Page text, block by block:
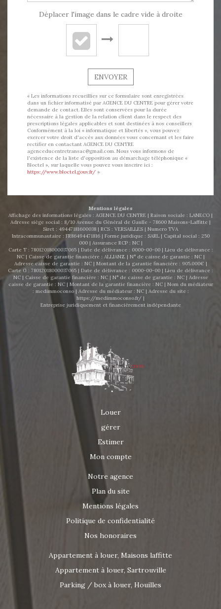
Déplacer l'image dans le cadre vide à droite
ENVOYER
« Les informations recueillies sur ce formulaire sont enregistrées
dans un fichier informatisé par AGENCE DU CENTRE pour gérer votre
demande de contact. Elles sont conservées pour la durée
nécessaire à la gestion de la relation client dans le respect des
prescriptions légales applicables et sont destinées à nos conseillers
Conformément à la loi « informatique et libertés », vous pouvez
exercer votre droit d'accès aux données vous concernant et les faire
rectifier en contactant AGENCE DU CENTRE
agenceducentretransac@gmail.com. Nous vous informons de
l'existence de la liste d'opposition au démarchage téléphonique «
Bloctel », sur laquelle vous pouvez vous inscrire ici :
https://www.bloctel.gouv.fr/ »
Mentions légales
Affichage des informations légales : AGENCE DU CENTRE | Raison sociale : LANECO |
Adresse siège social : 8/10 Avenue du Général de Gaulle - 78600 Maisons-Laffitte |
Siret : 49447181600038 | RCS : VERSAILLES | Numero TVA
Intracommunautaire : FR86494471816 | Forme juridique : SARL | Capital social : 250
000 | Assurance RCP : NC |
Carte T : 78012018000037065 | Date de délivrance : 0000-00-00 | Lieu de délivrance :
NC | Caisse de garantie financière : ALLIANZ. | N° de caisse de garantie : NC |
Adresse caisse de garantie : NC | Montant de la garantie financière : 905.000€ |
Carte G : 78012018000037065 | Date de délivrance : 0000-00-00 | Lieu de délivrance :
NC | Caisse de garantie financière : NC | N° de caisse de garantie : NC | Adresse
caisse de garantie : NC | Montant de la garantie financière : NC | Nom du médiateur
: medimmoconso | Adresse du médiateur : NC | Adresse du site :
https://medimmoconso.fr/ |
Entreprise juridiquement et financièrement indépendante
Louer
gérer
Estimer
Mon compte
Notre agence
Plan du site
Mentions légales
Politique de confidentialité
Nos honoraires
Appartement à louer, Maisons laffitte
Appartement à louer, Sartrouville
Parking / box à louer, Houilles